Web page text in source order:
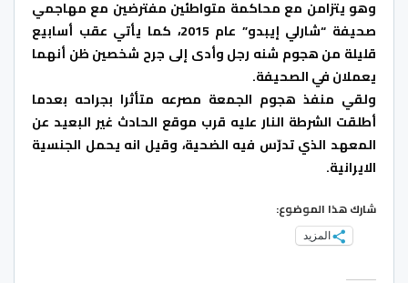
وهو يتزامن مع محاكمة متواطئين مفترضين مع مهاجمي
صحيفة “شارلي إيبدو” عام 2015، كما يأتي عقب أسابيع
قليلة من هجوم شنه رجل وأدى إلى جرح شخصين ظن أنهما
يعملان في الصحيفة.
ولقي منفذ هجوم الجمعة مصرعه متأثرا بجراحه بعدما
أطلقت الشرطة النار عليه قرب موقع الحادث غير البعيد عن
المعهد الذي تدرّس فيه الضحية، وقيل انه يحمل الجنسية
الايرانية.
شارك هذا الموضوع:
المزيد